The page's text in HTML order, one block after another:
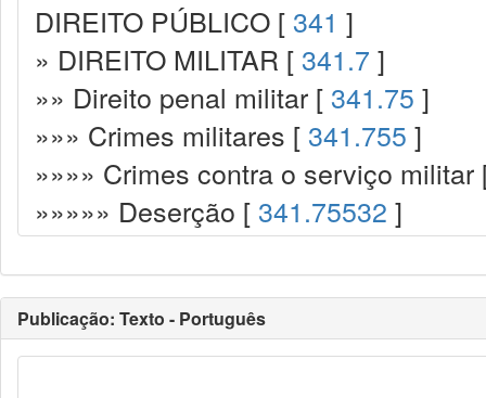
DIREITO PÚBLICO [ 341 ]
» DIREITO MILITAR [ 341.7 ]
»» Direito penal militar [ 341.75 ]
»»» Crimes militares [ 341.755 ]
»»»» Crimes contra o serviço
»»»»» Deserção [ 341.75532 ]
Publicação: Texto - Português